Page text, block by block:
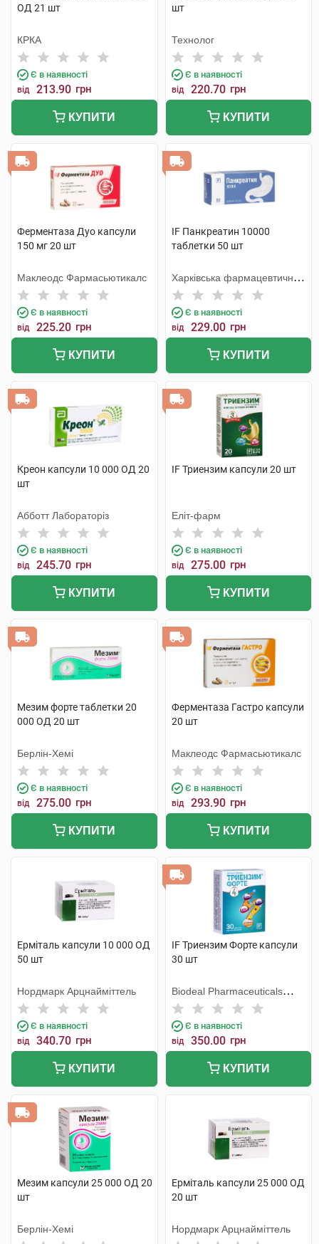
ОД 21 шт
КРКА
Є в наявності
від 213.90 грн
КУПИТИ
шт
Технолог
Є в наявності
від 220.70 грн
КУПИТИ
Ферментаза Дуо капсули
150 мг 20 шт
Маклеодс Фармасьютикалс
Є в наявності
від 225.20 грн
КУПИТИ
IF Панкреатин 10000
таблетки 50 шт
Харківська фармацевтична
фабрика
Є в наявності
від 229.00 грн
КУПИТИ
Креон капсули 10 000 ОД 20
шт
Абботт Лабораторіз
Є в наявності
від 245.70 грн
КУПИТИ
IF Триензим капсули 20 шт
Еліт-фарм
Є в наявності
від 275.00 грн
КУПИТИ
Мезим форте таблетки 20
000 ОД 20 шт
Берлін-Хемі
Є в наявності
від 275.00 грн
КУПИТИ
Ферментаза Гастро капсули
20 шт
Маклеодс Фармасьютикалс
Є в наявності
від 293.90 грн
КУПИТИ
Ерміталь капсули 10 000 ОД
50 шт
Нордмарк Арцнайміттель
Є в наявності
від 340.70 грн
КУПИТИ
IF Триензим Форте капсули
30 шт
Biodeal Pharmaceuticals
Private Limited
Є в наявності
від 350.00 грн
КУПИТИ
Мезим капсули 25 000 ОД 20
шт
Берлін-Хемі
Ерміталь капсули 25 000 ОД
20 шт
Нордмарк Арцнайміттель